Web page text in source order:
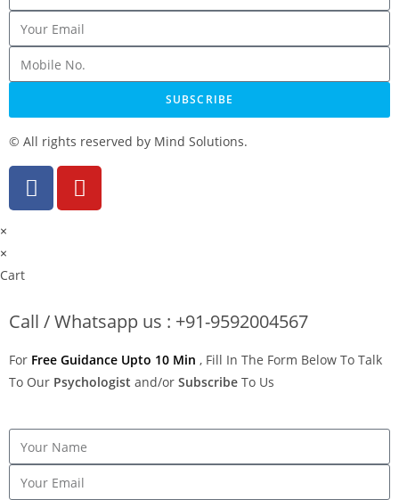
SUBSCRIBE
© All rights reserved by Mind Solutions.
×
×
Cart
Call / Whatsapp us : +91-9592004567
For Free Guidance Upto 10 Min , Fill In The Form Below To Talk
To Our Psychologist and/or Subscribe To Us